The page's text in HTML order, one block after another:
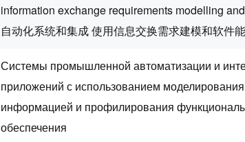
information exchange requirements modelling
自动化系统和集成 使用信息交换需求建模和软件
Системы промышленной автоматизации и
приложений с использованием
информацией и профилирования
обеспечения